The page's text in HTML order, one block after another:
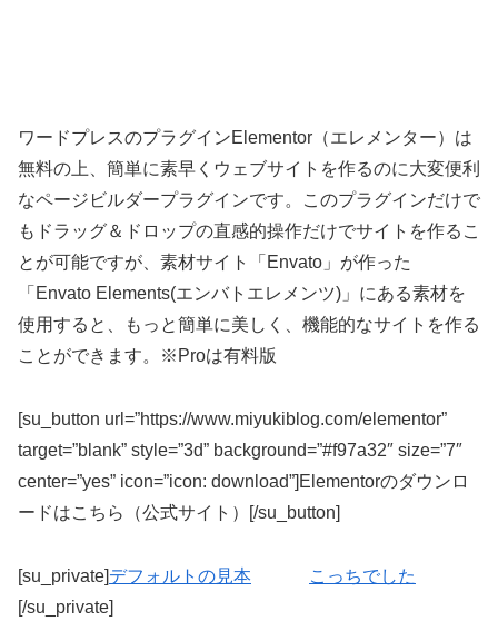
ワードプレスのプラグインElementor（エレメンター）は
無料の上、簡単に素早くウェブサイトを作るのに大変便利
なページビルダープラグインです。このプラグインだけで
もドラッグ＆ドロップの直感的操作だけでサイトを作るこ
とが可能ですが、素材サイト「Envato」が作った
「Envato Elements(エンバトエレメンツ)」にある素材を
使用すると、もっと簡単に美しく、機能的なサイトを作る
ことができます。※Proは有料版
[su_button url=”https://www.miyukiblog.com/elementor”
target=”blank” style=”3d” background=”#f97a32″ size=”7″
center=”yes” icon=”icon: download”]Elementorのダウンロ
ードはこちら（公式サイト）[/su_button]
[su_private]デフォルトの見本
こっちでした
[/su_private]